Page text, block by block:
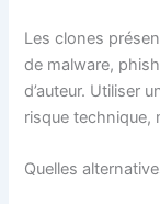
Les clones
de malware,
d’auteur. Utiliser
risque technique,
Quelles